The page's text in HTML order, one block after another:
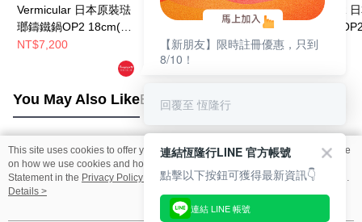
Vermicular 日本原裝琺
瑯鑄鐵鍋OP2 18cm(多
色選)
NT$7,200
VERMICULAR 日本原
裝琺瑯鑄鐵鍋OP2
26cm(多色選)
NT$12,800
VERMICULAR
裝琺瑯鑄鐵鍋
22cm (亞麻米)
NT$8,388
You May Also LikeBest Sellers
Popular Tags
This site uses cookies to offer you a better browsing experience. Find out more
on how we use cookies and how you can change your settings on the Cookie
Statement in the Privacy Policy
of this website. By browsing the website, you
agree to our use of cookies as described in our Cookie Statement.
Details >
【新朋友】限時註冊優惠，只到
8/10！
回覆至 恆隆行
連結恆隆行LINE 官方帳號
點擊以下按鈕可獲得最新資訊👇
連結 LINE 帳號